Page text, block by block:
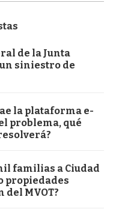
de la Junta
siniestro de
la plataforma e-
problema, qué
familias a Ciudad
propiedades
del MVOT?